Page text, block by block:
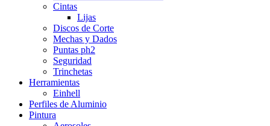
Cintas
Lijas
Discos de Corte
Mechas y Dados
Puntas ph2
Seguridad
Trinchetas
Herramientas
Einhell
Perfiles de Aluminio
Pintura